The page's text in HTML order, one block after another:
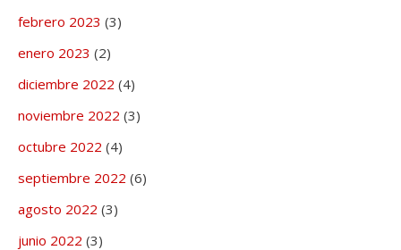
febrero 2023 (3)
enero 2023 (2)
diciembre 2022 (4)
noviembre 2022 (3)
octubre 2022 (4)
septiembre 2022 (6)
agosto 2022 (3)
junio 2022 (3)